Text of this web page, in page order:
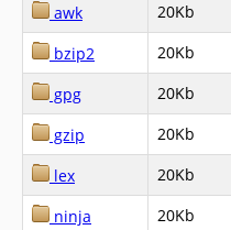
awk
20Kb
bzip2
20Kb
gpg
20Kb
gzip
20Kb
lex
20Kb
ninja
20Kb